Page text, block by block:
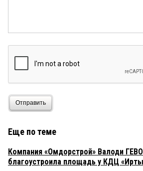
Отправить
Еще по теме
Компания «Омдорстрой» Валоди
благоустроила площадь у КДЦ